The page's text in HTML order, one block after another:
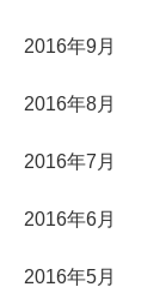
2016年9月
2016年8月
2016年7月
2016年6月
2016年5月